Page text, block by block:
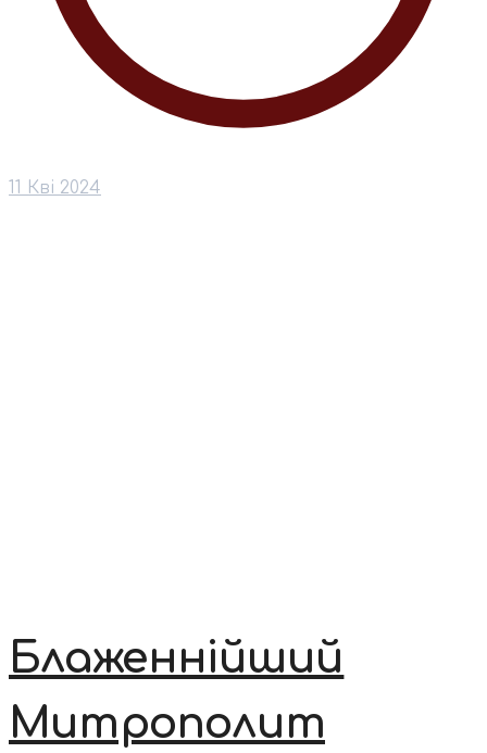
11 Кві 2024
Блаженнійший
Митрополит